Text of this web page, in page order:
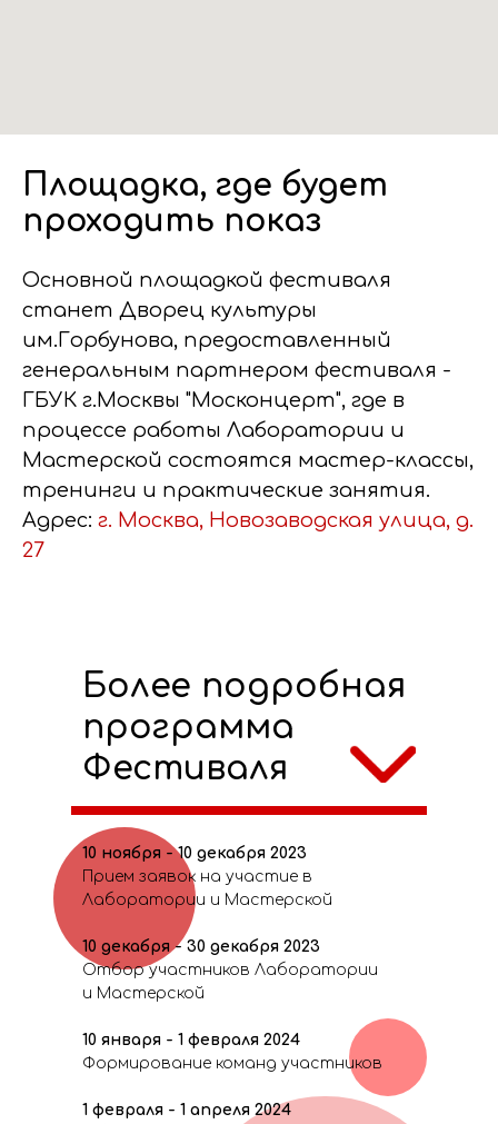
Площадка, где будет
проходить показ
Основной площадкой фестиваля
станет Дворец культуры
им.Горбунова, предоставленный
генеральным партнером фестиваля -
ГБУК г.Москвы "Москонцерт", где в
процессе работы Лаборатории и
Мастерской состоятся мастер-классы,
тренинги и практические занятия.
Адрес: г. Москва, Новозаводская улица, д.
27
Более подробная
программа
Фестиваля
10 ноября - 10 декабря 2023
Прием заявок на участие в
Лаборатории и Мастерской
10 декабря - 30 декабря 2023
Отбор участников Лаборатории
и Мастерской
10 января - 1 февраля 2024
Формирование команд участников
1 февраля - 1 апреля 2024